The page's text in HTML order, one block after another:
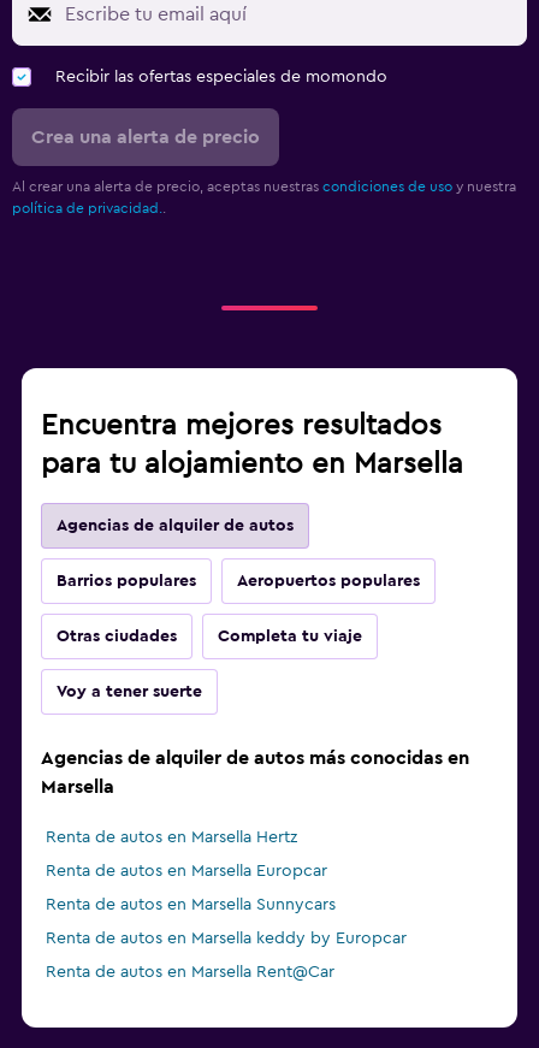
Recibir las ofertas especiales de momondo
Crea una alerta de precio
Al crear una alerta de precio, aceptas nuestras condiciones de uso y nuestra
política de privacidad.
Encuentra mejores resultados
para tu alojamiento en Marsella
Agencias de alquiler de autos
Barrios populares Aeropuertos populares
Otras ciudades Completa tu viaje
Voy a tener suerte
Agencias de alquiler de autos más conocidas en
Marsella
Renta de autos en Marsella Hertz
Renta de autos en Marsella Europcar
Renta de autos en Marsella Sunnycars
Renta de autos en Marsella keddy by Europcar
Renta de autos en Marsella Rent@Car